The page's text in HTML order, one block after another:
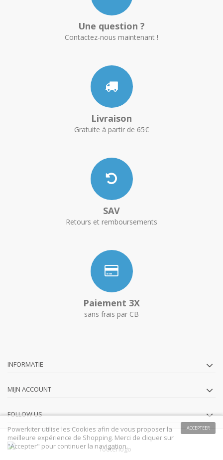
Une question ?
Contactez-nous maintenant !
Livraison
Gratuite à partir de 65€
SAV
Retours et remboursements
Paiement 3X
sans frais par CB
INFORMATIE
MIJN ACCOUNT
FOLLOW US
ACCEPTEER
Powerkiter utilise les Cookies afin de vous proposer la
meilleure expérience de Shopping. Merci de cliquer sur
"Accepter" pour continuer la navigation.